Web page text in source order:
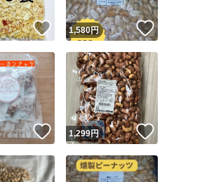
いいね！
1,580円 いいね！
いいね！
1,299円